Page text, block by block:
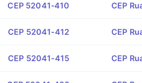
CEP 52041-410 CEP
CEP 52041-412 CEP
CEP 52041-415 CEP